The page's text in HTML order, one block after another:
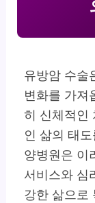
유방암 수술
변화를 가져
히 신체적인
인 삶의 태
양병원은 이
서비스와 심
강한 삶으로